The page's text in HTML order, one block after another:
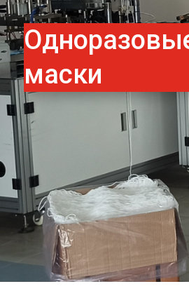
маски